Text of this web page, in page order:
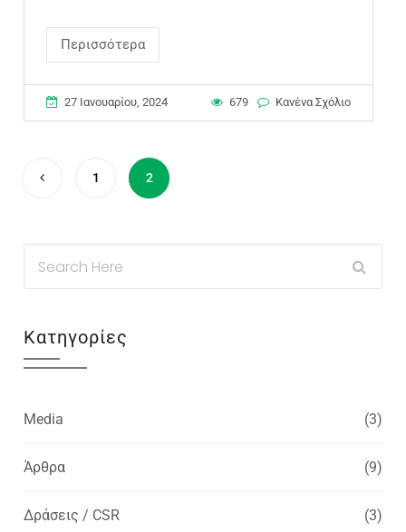
Περισσότερα
27 Ιανουαρίου, 2024 679 Κανένα Σχόλιο
1 2
Κατηγορίες
Media (3)
Άρθρα (9)
Δράσεις / CSR (3)